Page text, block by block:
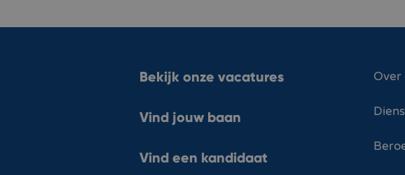
Bekijk onze vacatures
Vind jouw baan
Vind een kandidaat
Over